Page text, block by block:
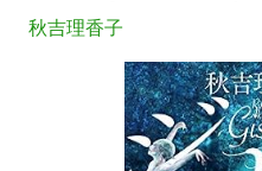
秋吉理香子